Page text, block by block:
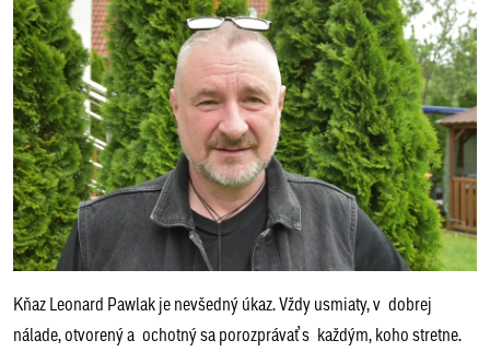
Kňaz Leonard Pawlak je nevšedný úkaz. Vždy usmiaty, v dobrej
nálade, otvorený a ochotný sa porozprávať s každým, koho stretne.